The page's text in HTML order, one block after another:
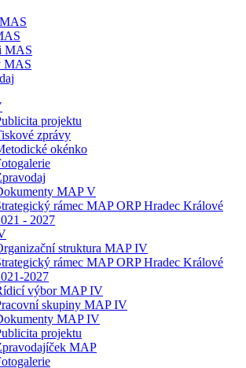
MAS
MAS
projektu
zprávy
okénko
MAP V
rámec MAP ORP Hradec Králové
- 2027
struktura MAP IV
rámec MAP ORP Hradec Králové
2027
výbor MAP IV
skupiny MAP IV
MAP IV
projektu
MAP